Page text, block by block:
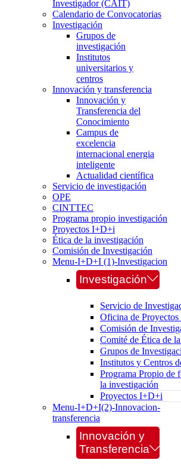
Investigador (CAIT)
Calendario de Convocatorias
Investigación
Grupos de
investigación
Institutos
universitarios y
centros
Innovación y transferencia
Innovación y
Transferencia del
Conocimiento
Campus de
excelencia
internacional energia
inteligente
Actualidad científica
Servicio de investigación
OPE
CINTTEC
Programa propio investigación
Proyectos I+D+i
Ética de la investigación
Comisión de Investigación
Menu-I+D+I (1)-Investigacion
Investigación
Servicio de
Oficina de
Comisión de
Comité de Ética de
Grupos de
Institutos y Centros
Programa Propio de
la investigación
Proyectos I+D+i
Menu-I+D+I(2)-Innovacion-
transferencia
Innovación y
Transferencia